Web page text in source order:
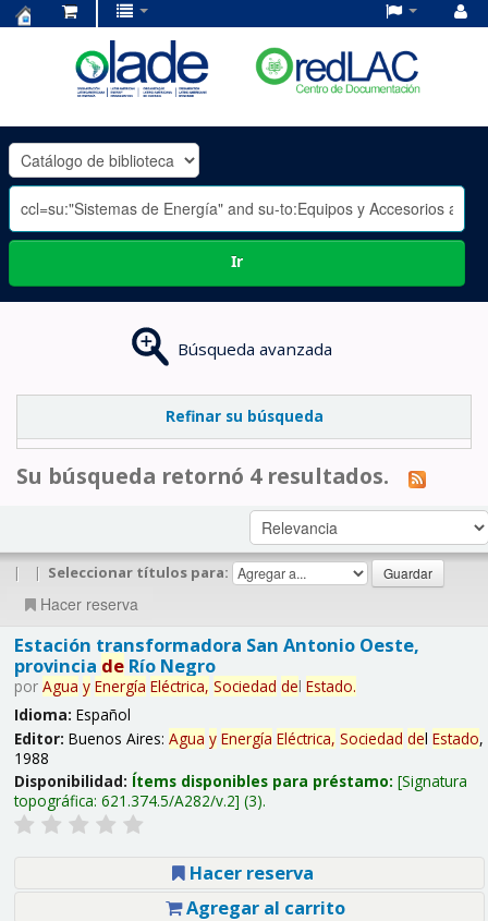
OLADE
-
Ir
Búsqueda avanzada
Refinar su búsqueda
Su búsqueda retornó 4 resultados.
| | Seleccionar títulos para:
Hacer reserva
Estación transformadora San Antonio Oeste,
provincia deRío Negro
por Agua y Energía Eléctrica, Sociedad del Estado.
Idioma: Español
Editor: Buenos Aires: Agua y Energía Eléctrica, Sociedad del Estado,
1988
Disponibilidad: Ítems disponibles para préstamo: Signatura
topográfica: 621.374.5/A282/v.2 (3).
Hacer reserva
Agregar al carrito